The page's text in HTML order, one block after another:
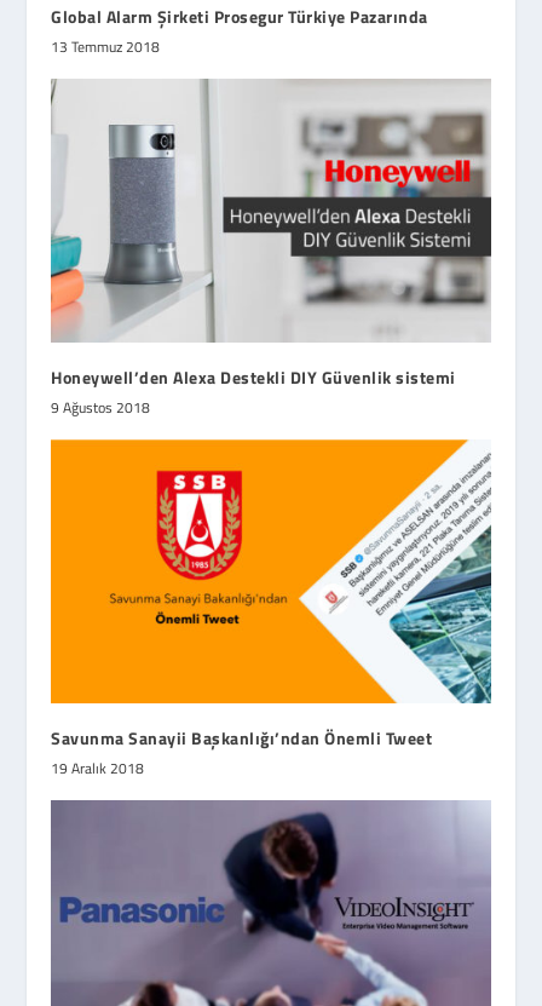
Global Alarm Şirketi Prosegur Türkiye Pazarında
13 Temmuz 2018
Honeywell’den Alexa Destekli DIY Güvenlik sistemi
9 Ağustos 2018
Savunma Sanayii Başkanlığı’ndan Önemli Tweet
19 Aralık 2018